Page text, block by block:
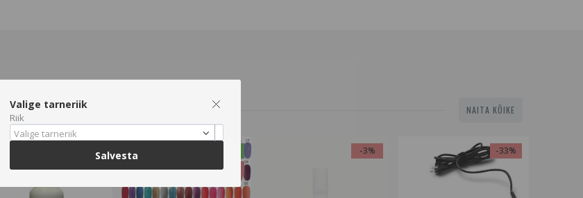
NAITA KÕIKE
-3%
-26%
-3% -33%
Valige tarneriik
Riik
Valige tarneriik
Salvesta